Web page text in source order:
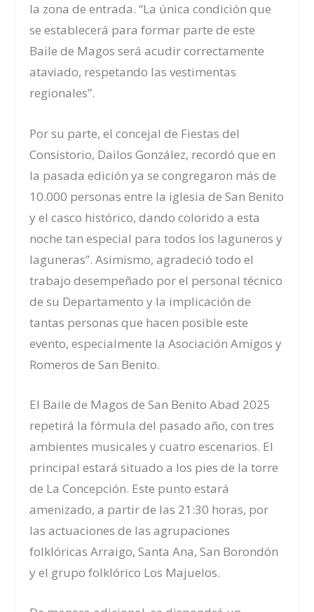
la zona de entrada. “La única condición que
se establecerá para formar parte de este
Baile de Magos será acudir correctamente
ataviado, respetando las vestimentas
regionales”.
Por su parte, el concejal de Fiestas del
Consistorio, Dailos González, recordó que en
la pasada edición ya se congregaron más de
10.000 personas entre la iglesia de San Benito
y el casco histórico, dando colorido a esta
noche tan especial para todos los laguneros y
laguneras”. Asimismo, agradeció todo el
trabajo desempeñado por el personal técnico
de su Departamento y la implicación de
tantas personas que hacen posible este
evento, especialmente la Asociación Amigos y
Romeros de San Benito.
El Baile de Magos de San Benito Abad 2025
repetirá la fórmula del pasado año, con tres
ambientes musicales y cuatro escenarios. El
principal estará situado a los pies de la torre
de La Concepción. Este punto estará
amenizado, a partir de las 21:30 horas, por
las actuaciones de las agrupaciones
folklóricas Arraigo, Santa Ana, San Borondón
y el grupo folklórico Los Majuelos.